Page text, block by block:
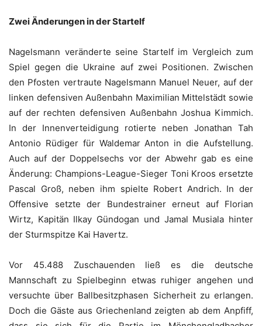
Zwei Änderungen in der Startelf
Nagelsmann veränderte seine Startelf im Vergleich zum
Spiel gegen die Ukraine auf zwei Positionen. Zwischen
den Pfosten vertraute Nagelsmann Manuel Neuer, auf der
linken defensiven Außenbahn Maximilian Mittelstädt sowie
auf der rechten defensiven Außenbahn Joshua Kimmich.
In der Innenverteidigung rotierte neben Jonathan Tah
Antonio Rüdiger für Waldemar Anton in die Aufstellung.
Auch auf der Doppelsechs vor der Abwehr gab es eine
Änderung: Champions-League-Sieger Toni Kroos ersetzte
Pascal Groß, neben ihm spielte Robert Andrich. In der
Offensive setzte der Bundestrainer erneut auf Florian
Wirtz, Kapitän Ilkay Gündogan und Jamal Musiala hinter
der Sturmspitze Kai Havertz.
Vor 45.488 Zuschauenden ließ es die deutsche
Mannschaft zu Spielbeginn etwas ruhiger angehen und
versuchte über Ballbesitzphasen Sicherheit zu erlangen.
Doch die Gäste aus Griechenland zeigten ab dem Anpfiff,